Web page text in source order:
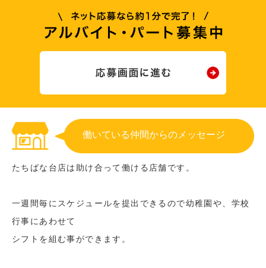
働いている仲間からのメッセージ
たちばな台店は助け合って働ける店舗です。
一週間毎にスケジュールを提出できるので幼稚園や、学校
行事にあわせて
シフトを組む事ができます。